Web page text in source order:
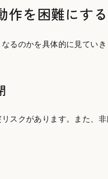
作を困難にす
るのかを具体的に見ていき
スクがあります。また、